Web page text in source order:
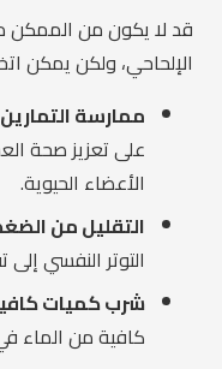
قد لا يكون من الممكن
الإلحاحي، ولكن يمكن
ممارسة
على تعزيز صحة
الأعضاء الحيوية.
التقليل من
التوتر النفسي
شرب كميات
كافية من الماء